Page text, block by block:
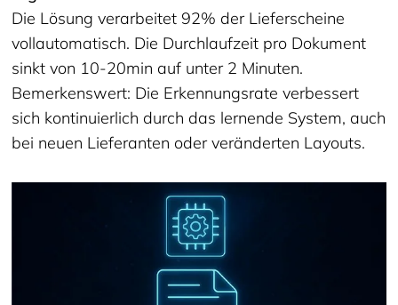
Die Lösung verarbeitet 92% der Lieferscheine
vollautomatisch. Die Durchlaufzeit pro Dokument
sinkt von 10-20min auf unter 2 Minuten.
Bemerkenswert: Die Erkennungsrate verbessert
sich kontinuierlich durch das lernende System, auch
bei neuen Lieferanten oder veränderten Layouts.